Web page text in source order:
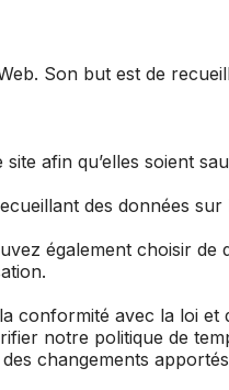
Son but est de
afin qu’elles soient
des données
également choisir
conformité avec la loi
notre politique de
changements